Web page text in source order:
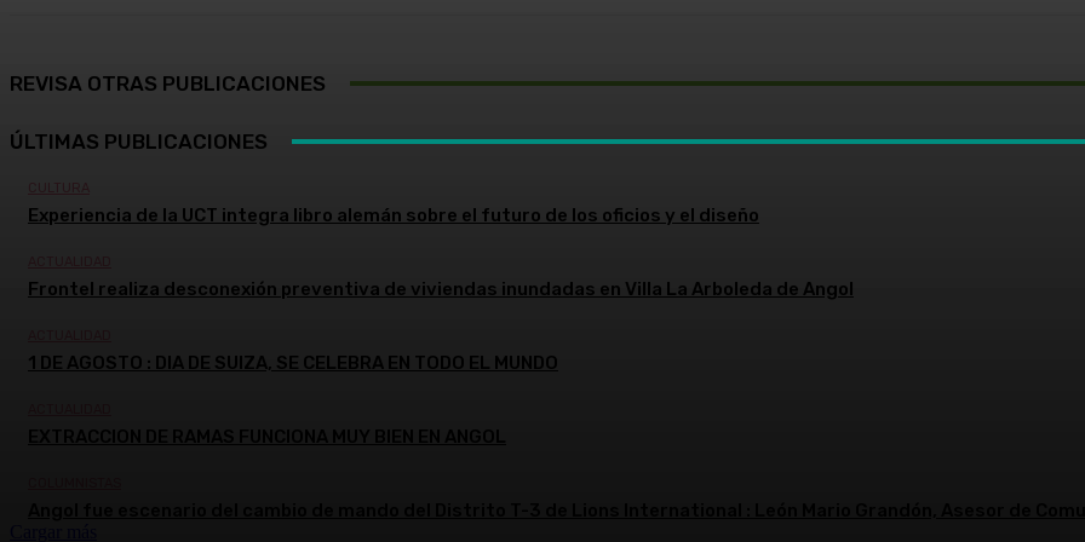
REVISA OTRAS PUBLICACIONES
ÚLTIMAS PUBLICACIONES
Experiencia de la UCT integra libro alemán sobre el futuro de los oficios y el diseño
Frontel realiza desconexión preventiva de viviendas inundadas en Villa La Arboleda de Angol
1 DE AGOSTO : DIA DE SUIZA, SE CELEBRA EN TODO EL MUNDO